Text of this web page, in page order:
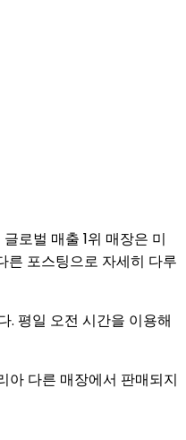
로벌 매출 1위 매장은 미
른 포스팅으로 자세히 다루
. 평일 오전 시간을 이용해
아 다른 매장에서 판매되지